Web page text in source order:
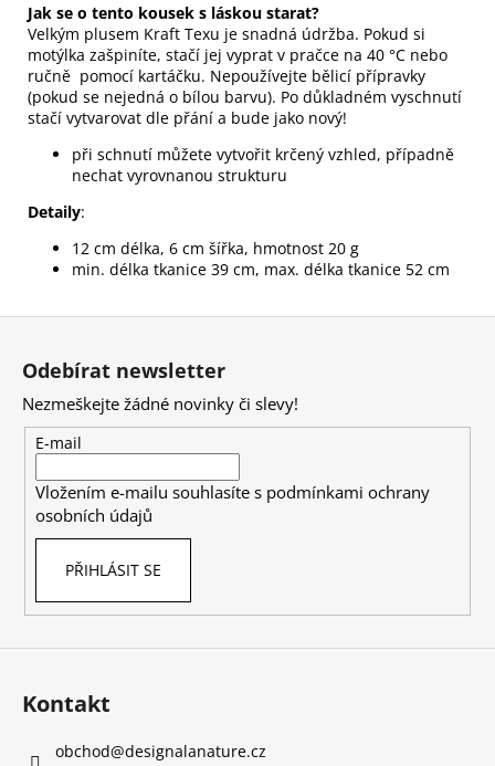
Jak se o tento kousek s láskou starat?
Velkým plusem Kraft Texu je snadná údržba. Pokud si
motýlka zašpiníte, stačí jej vyprat v pračce na 40 °C nebo
ručně pomocí kartáčku. Nepoužívejte bělicí přípravky
(pokud se nejedná o bílou barvu). Po důkladném vyschnutí
stačí vytvarovat dle přání a bude jako nový!
při schnutí můžete vytvořit krčený vzhled, případně
nechat vyrovnanou strukturu
Detaily:
12 cm délka, 6 cm šířka, hmotnost 20 g
min. délka tkanice 39 cm, max. délka tkanice 52 cm
Z
Odebírat newsletter
Nezmeškejte žádné novinky či slevy!
E-mail
Vložením e-mailu souhlasíte s podmínkami ochrany
osobních údajů
PŘIHLÁSIT SE
Kontakt
obchod@designalanature.cz